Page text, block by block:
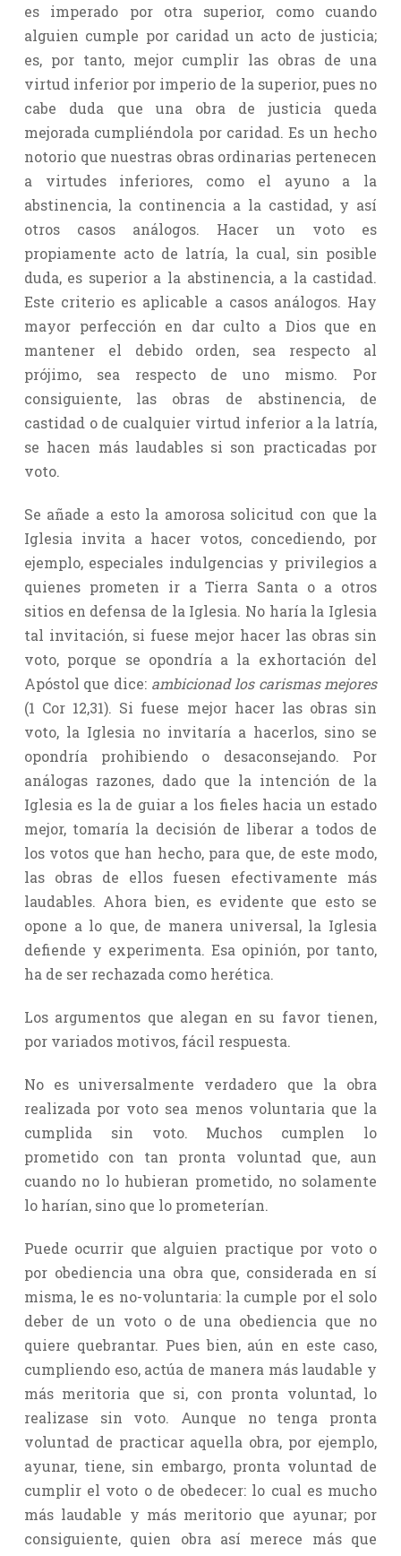
es imperado por otra superior, como cuando
alguien cumple por caridad un acto de justicia;
es, por tanto, mejor cumplir las obras de una
virtud inferior por imperio de la superior, pues no
cabe duda que una obra de justicia queda
mejorada cumpliéndola por caridad. Es un hecho
notorio que nuestras obras ordinarias pertenecen
a virtudes inferiores, como el ayuno a la
abstinencia, la continencia a la castidad, y así
otros casos análogos. Hacer un voto es
propiamente acto de latría, la cual, sin posible
duda, es superior a la abstinencia, a la castidad.
Este criterio es aplicable a casos análogos. Hay
mayor perfección en dar culto a Dios que en
mantener el debido orden, sea respecto al
prójimo, sea respecto de uno mismo. Por
consiguiente, las obras de abstinencia, de
castidad o de cualquier virtud inferior a la latría,
se hacen más laudables si son practicadas por
voto.
Se añade a esto la amorosa solicitud con que la
Iglesia invita a hacer votos, concediendo, por
ejemplo, especiales indulgencias y privilegios a
quienes prometen ir a Tierra Santa o a otros
sitios en defensa de la Iglesia. No haría la Iglesia
tal invitación, si fuese mejor hacer las obras sin
voto, porque se opondría a la exhortación del
Apóstol que dice: ambicionad los carismas mejores
(1 Cor 12,31). Si fuese mejor hacer las obras sin
voto, la Iglesia no invitaría a hacerlos, sino se
opondría prohibiendo o desaconsejando. Por
análogas razones, dado que la intención de la
Iglesia es la de guiar a los fieles hacia un estado
mejor, tomaría la decisión de liberar a todos de
los votos que han hecho, para que, de este modo,
las obras de ellos fuesen efectivamente más
laudables. Ahora bien, es evidente que esto se
opone a lo que, de manera universal, la Iglesia
defiende y experimenta. Esa opinión, por tanto,
ha de ser rechazada como herética.
Los argumentos que alegan en su favor tienen,
por variados motivos, fácil respuesta.
No es universalmente verdadero que la obra
realizada por voto sea menos voluntaria que la
cumplida sin voto. Muchos cumplen lo
prometido con tan pronta voluntad que, aun
cuando no lo hubieran prometido, no solamente
lo harían, sino que lo prometerían.
Puede ocurrir que alguien practique por voto o
por obediencia una obra que, considerada en sí
misma, le es no-voluntaria: la cumple por el solo
deber de un voto o de una obediencia que no
quiere quebrantar. Pues bien, aún en este caso,
cumpliendo eso, actúa de manera más laudable y
más meritoria que si, con pronta voluntad, lo
realizase sin voto. Aunque no tenga pronta
voluntad de practicar aquella obra, por ejemplo,
ayunar, tiene, sin embargo, pronta voluntad de
cumplir el voto o de obedecer: lo cual es mucho
más laudable y más meritorio que ayunar; por
consiguiente, quien obra así merece más que